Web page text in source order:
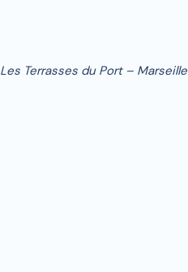
Les Terrasses du Port – Marseille